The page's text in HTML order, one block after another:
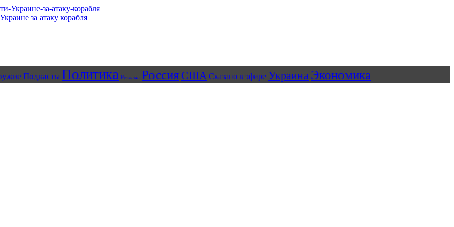
за атаку корабля
Подкасты Политика Реклама Россия США Сказано в эфире Украина Экономика